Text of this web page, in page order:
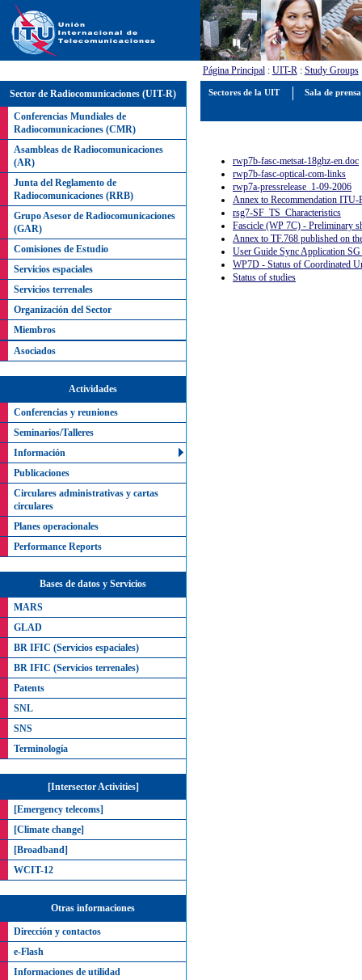
Página Principal: UIT-R: Study Groups
Sector de Radiocomunicaciones (UIT-R)
Conferencias Mundiales de
Radiocomunicaciones (CMR)
Asambleas de Radiocomunicaciones
(AR)
Junta del Reglamento de
Radiocomunicaciones (RRB)
Grupo Asesor de Radiocomunicaciones
(GAR)
Comisiones de Estudio
Servicios espaciales
Servicios terrenales
Organización del Sector
Miembros
Asociados
Actividades
Conferencias y reuniones
Seminarios/Talleres
Información
Publicaciones
Circulares administrativas y cartas
circulares
Planes operacionales
Performance Reports
Bases de datos y Servicios
MARS
GLAD
BR IFIC (Servicios espaciales)
BR IFIC (Servicios terrenales)
Patents
SNL
SNS
Terminología
[Intersector Activities]
[Emergency telecoms]
[Climate change]
[Broadband]
WCIT-12
Otras informaciones
Dirección y contactos
e-Flash
Informaciones de utilidad
rwp7b-fasc-metsat-18ghz-en.doc
rwp7b-fasc-optical-com-links
rwp7a-pressrelease_1-09-2006
Annex to Recommendation ITU-
rsg7-SF_TS_Characteristics
Fascicle (WP 7C) - Preliminary
Annex to TF.768 published on
User Guide Sync Application SG
WP7D - Status of Coordinated
Status of studies
Sectores de la UIT Sala de